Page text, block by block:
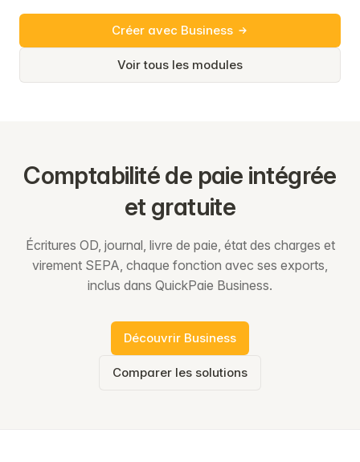
Créer avec Business
Voir tous les modules
Comptabilité de paie intégrée
et gratuite
Écritures OD, journal, livre de paie, état des charges et
virement SEPA, chaque fonction avec ses exports,
inclus dans QuickPaie Business.
Découvrir Business
Comparer les solutions